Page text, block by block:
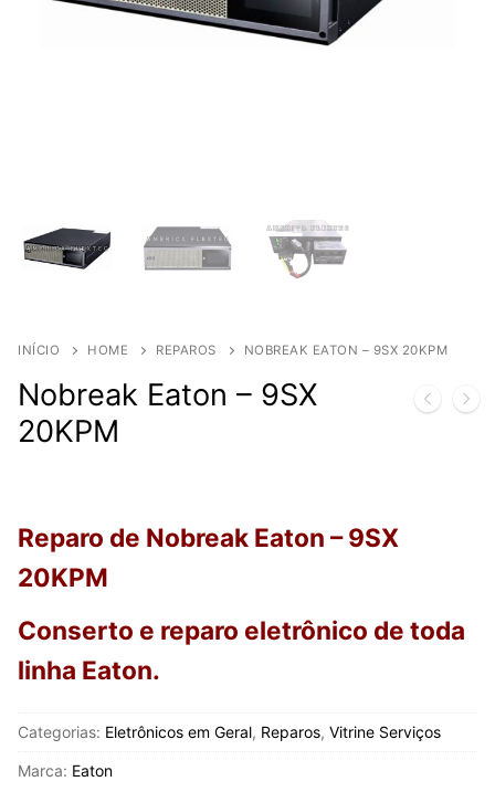
INÍCIO HOME REPAROS NOBREAK EATON – 9SX 20KPM
Nobreak Eaton – 9SX
20KPM
Reparo de Nobreak Eaton – 9SX
20KPM
Conserto e reparo eletrônico de toda
linha Eaton.
Categorias: Eletrônicos em Geral, Reparos, Vitrine Serviços
Marca: Eaton